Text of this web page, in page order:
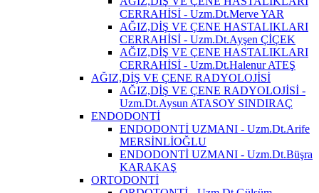
CERRAHİSİ - Uzm.Dt.Merve YAR
AĞIZ,DİŞ VE ÇENE HASTALIKLARI
CERRAHİSİ - Uzm.Dt.Ayşen ÇİÇEK
AĞIZ,DİŞ VE ÇENE HASTALIKLARI
CERRAHİSİ - Uzm.Dt.Halenur ATEŞ
AĞIZ,DİŞ VE ÇENE RADYOLOJİSİ
AĞIZ,DİŞ VE ÇENE RADYOLOJİSİ -
Uzm.Dt.Aysun ATASOY SINDIRAÇ
ENDODONTİ
ENDODONTİ UZMANI - Uzm.Dt.Arife
MERSİNLİOĞLU
ENDODONTİ UZMANI - Uzm.Dt.Büşra
KARAKAŞ
ORTODONTİ